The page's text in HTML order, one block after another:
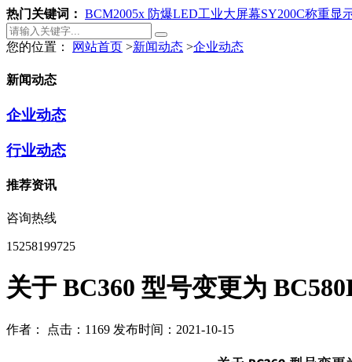
热门关键词： BCM2005x 防爆LED工业大屏幕SY200C称重显
您的位置： 网站首页 >新闻动态 >企业动态
新闻动态
企业动态
行业动态
推荐资讯
咨询热线
15258199725
关于 BC360 型号变更为
作者： 点击：1169 发布时间：2021-10-15